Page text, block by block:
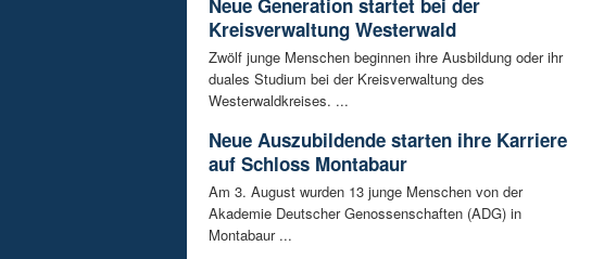
Kreisverwaltung Westerwald
Zwölf junge Menschen beginnen ihre Ausbildung oder ihr
duales Studium bei der Kreisverwaltung des
Westerwaldkreises. ...
Neue Auszubildende starten ihre Karriere
auf Schloss Montabaur
Am 3. August wurden 13 junge Menschen von der
Akademie Deutscher Genossenschaften (ADG) in
Montabaur ...